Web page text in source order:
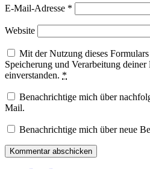
E-Mail-Adresse *
Website
Mit der Nutzung dieses
Speicherung und Verarbeitung
einverstanden. *
Benachrichtige mich über
Mail.
Benachrichtige mich über neue
Post
comment